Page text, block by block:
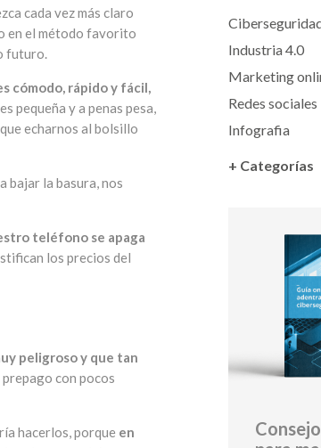
cada vez más claro
en el método favorito
futuro.
cómodo, rápido y fácil,
pequeña y a penas pesa,
echarnos al bolsillo
bajar la basura, nos
teléfono se apaga
los precios del
peligroso y que tan
con pocos
hacerlos, porque en
Industria 4.0
Marketing
Redes sociales
Infografia
+ Categorías